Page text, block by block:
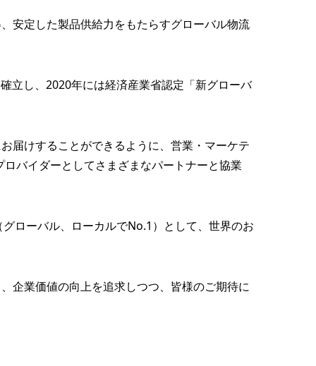
安定した製品供給力をもたらすグローバル物流
立し、2020年には経済産業省認定「新グローバ
届けすることができるように、営業・マーケテ
バイダーとしてさまざまなパートナーと協業
ローバル、ローカルでNo.1）として、世界のお
企業価値の向上を追求しつつ、皆様のご期待に